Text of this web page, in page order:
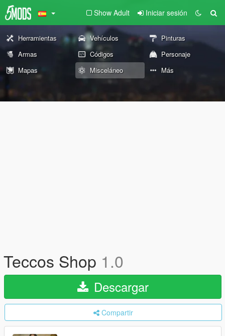
Show Adult Iniciar sesión
Herramientas Vehículos
Pinturas
Armas
Códigos
Personaje
Mapas
Misceláneo Más
Teccos Shop 1.0
Descargar
Compartir